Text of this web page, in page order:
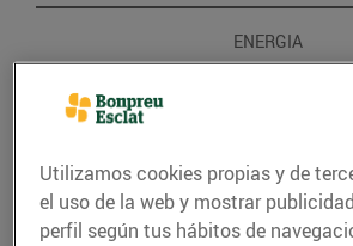
ENERGIA
GASTRONOMIA I
Utilizamos cookies propias y de
el uso de la web y mostrar
perfil según tus hábitos de